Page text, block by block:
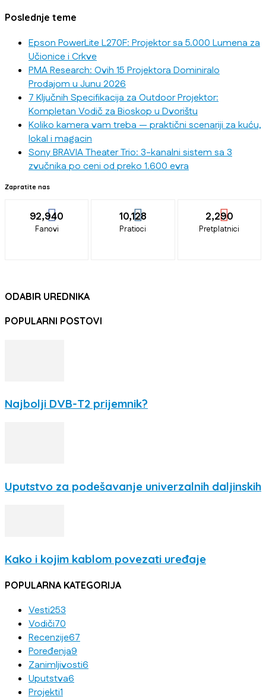
Poslednje teme
Epson PowerLite L270F: Projektor sa 5.000 Lumena za
Učionice i Crkve
PMA Research: Ovih 15 Projektora Dominiralo
Prodajom u Junu 2026
7 Ključnih Specifikacija za Outdoor Projektor:
Kompletan Vodič za Bioskop u Dvorištu
Koliko kamera vam treba — praktični scenariji za kuću,
lokal i magacin
Sony BRAVIA Theater Trio: 3-kanalni sistem sa 3
zvučnika po ceni od preko 1.600 evra
Zapratite nas
92,940
Fanovi
10,128
Pratioci
2,290
Pretplatnici
ODABIR UREDNIKA
POPULARNI POSTOVI
Najbolji DVB-T2 prijemnik?
Uputstvo za podešavanje univerzalnih daljinskih
Kako i kojim kablom povezati uređaje
POPULARNA KATEGORIJA
Vesti253
Vodiči70
Recenzije67
Poređenja9
Zanimljivosti6
Uputstva6
Projekti1